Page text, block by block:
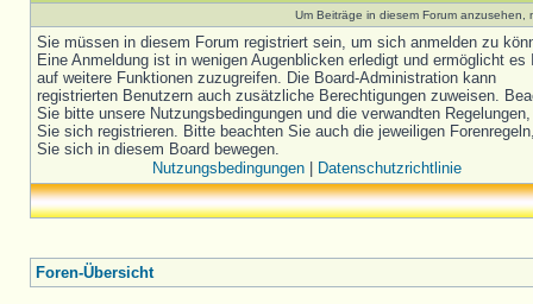
Um Beiträge in diesem Forum
Sie müssen in diesem Forum registriert sein, um sich anmelden zu
Eine Anmeldung ist in wenigen Augenblicken erledigt und ermöglicht es
auf weitere Funktionen zuzugreifen. Die Board-Administration kann
registrierten Benutzern auch zusätzliche Berechtigungen zuweisen.
Sie bitte unsere Nutzungsbedingungen und die verwandten
Sie sich registrieren. Bitte beachten Sie auch die jeweiligen
Sie sich in diesem Board bewegen.
Nutzungsbedingungen| Datenschutzrichtlinie
Foren-Übersicht